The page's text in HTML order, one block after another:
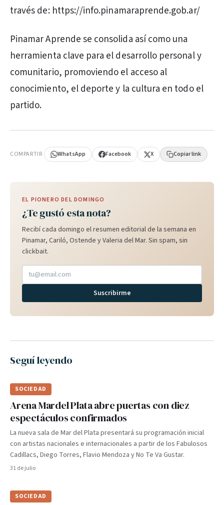
través de: https://info.pinamaraprende.gob.ar/
Pinamar Aprende se consolida así como una
herramienta clave para el desarrollo personal y
comunitario, promoviendo el acceso al
conocimiento, el deporte y la cultura en todo el
partido.
COMPARTIR WhatsApp Facebook X Copiar link
EL PIONERO DEL DOMINGO
¿Te gustó esta nota?
Recibí cada domingo el resumen editorial de la semana en
Pinamar, Cariló, Ostende y Valeria del Mar. Sin spam, sin
clickbait.
Suscribirme
Seguí leyendo
SOCIEDAD
Arena Mardel Plata abre puertas con diez
espectáculos confirmados
La nueva sala de Mar del Plata presentará su programación inicial
con artistas nacionales e internacionales a partir de los Fabulosos
Cadillacs, Diego Torres, Flavio Mendoza y No Te Va Gustar.
31 de julio
SOCIEDAD